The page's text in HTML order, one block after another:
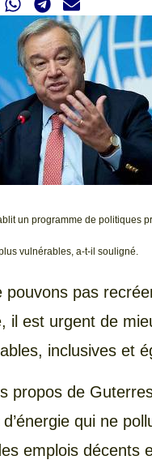
un programme de politiques
vulnérables, a-t-il souligné.
pouvons pas
il est urgent de
inclusives et
propos de
qui ne
emplois décents